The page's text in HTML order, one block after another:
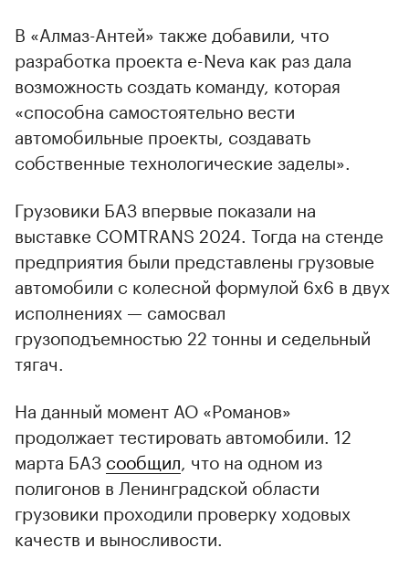
00:00 / 00:00
В «Алмаз-Антей» также добавили, что
разработка проекта e-Neva как раз дала
возможность создать команду, которая
«способна самостоятельно вести
автомобильные проекты, создавать
собственные технологические заделы».
Грузовики БАЗ впервые показали на
выставке COMTRANS 2024. Тогда на стенде
предприятия были представлены грузовые
автомобили с колесной формулой 6х6 в двух
исполнениях — самосвал
грузоподъемностью 22 тонны и седельный
тягач.
На данный момент АО «Романов»
продолжает тестировать автомобили. 12
марта БАЗ сообщил, что на одном из
полигонов в Ленинградской области
грузовики проходили проверку ходовых
качеств и выносливости.